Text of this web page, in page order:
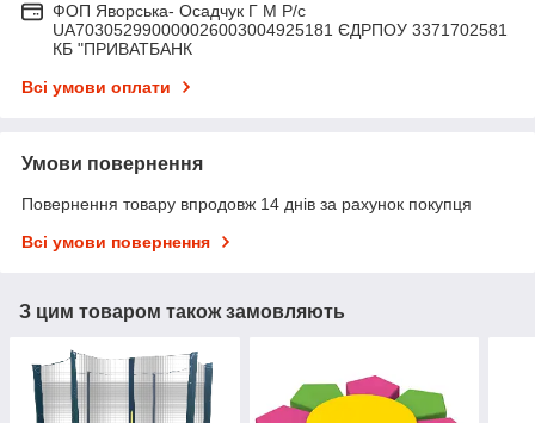
ФОП Яворська- Осадчук Г М Р/c
UA703052990000026003004925181 ЄДРПОУ 3371702581
КБ "ПРИВАТБАНК
Всі умови оплати
Умови повернення
Повернення товару впродовж 14 днів за рахунок покупця
Всі умови повернення
З цим товаром також замовляють